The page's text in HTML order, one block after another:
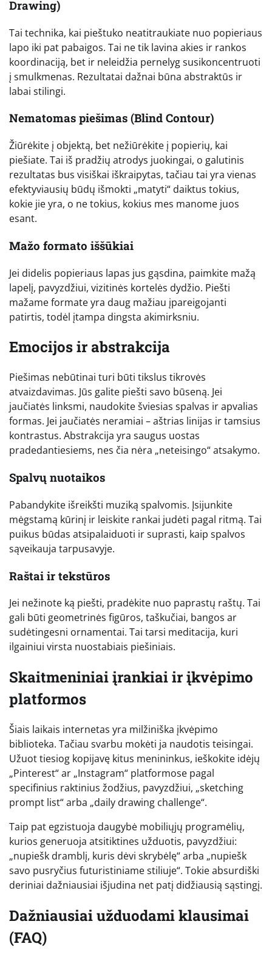
Drawing)
Tai technika, kai pieštuko neatitraukiate nuo popieriaus
lapo iki pat pabaigos. Tai ne tik lavina akies ir rankos
koordinaciją, bet ir neleidžia pernelyg susikoncentruoti
į smulkmenas. Rezultatai dažnai būna abstraktūs ir
labai stilingi.
Nematomas piešimas (Blind Contour)
Žiūrėkite į objektą, bet nežiūrėkite į popierių, kai
piešiate. Tai iš pradžių atrodys juokingai, o galutinis
rezultatas bus visiškai iškraipytas, tačiau tai yra vienas
efektyviausių būdų išmokti „matyti“ daiktus tokius,
kokie jie yra, o ne tokius, kokius mes manome juos
esant.
Mažo formato iššūkiai
Jei didelis popieriaus lapas jus gąsdina, paimkite mažą
lapelį, pavyzdžiui, vizitinės kortelės dydžio. Piešti
mažame formate yra daug mažiau įpareigojanti
patirtis, todėl įtampa dingsta akimirksniu.
Emocijos ir abstrakcija
Piešimas nebūtinai turi būti tikslus tikrovės
atvaizdavimas. Jūs galite piešti savo būseną. Jei
jaučiatės linksmi, naudokite šviesias spalvas ir apvalias
formas. Jei jaučiatės neramiai – aštrias linijas ir tamsius
kontrastus. Abstrakcija yra saugus uostas
pradedantiesiems, nes čia nėra „neteisingo“ atsakymo.
Spalvų nuotaikos
Pabandykite išreikšti muziką spalvomis. Įsijunkite
mėgstamą kūrinį ir leiskite rankai judėti pagal ritmą. Tai
puikus būdas atsipalaiduoti ir suprasti, kaip spalvos
sąveikauja tarpusavyje.
Raštai ir tekstūros
Jei nežinote ką piešti, pradėkite nuo paprastų raštų. Tai
gali būti geometrinės figūros, taškučiai, bangos ar
sudėtingesni ornamentai. Tai tarsi meditacija, kuri
ilgainiui virsta nuostabiais piešiniais.
Skaitmeniniai įrankiai ir įkvėpimo
platformos
Šiais laikais internetas yra milžiniška įkvėpimo
biblioteka. Tačiau svarbu mokėti ja naudotis teisingai.
Užuot tiesiog kopijavę kitus menininkus, ieškokite idėjų
„Pinterest“ ar „Instagram“ platformose pagal
specifinius raktinius žodžius, pavyzdžiui, „sketching
prompt list“ arba „daily drawing challenge“.
Taip pat egzistuoja daugybė mobiliųjų programėlių,
kurios generuoja atsitiktines užduotis, pavyzdžiui:
„nupiešk dramblį, kuris dėvi skrybėlę“ arba „nupiešk
savo pusryčius futuristiniame stiliuje“. Tokie absurdiški
deriniai dažniausiai išjudina net patį didžiausią sąstingį.
Dažniausiai užduodami klausimai
(FAQ)